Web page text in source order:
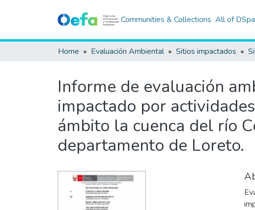
Communities & Collections All of
Home Evaluación Ambiental Sitios impactados
Informe de evaluación
impactado por
ámbito la cuenca del río
departamento de Loreto.